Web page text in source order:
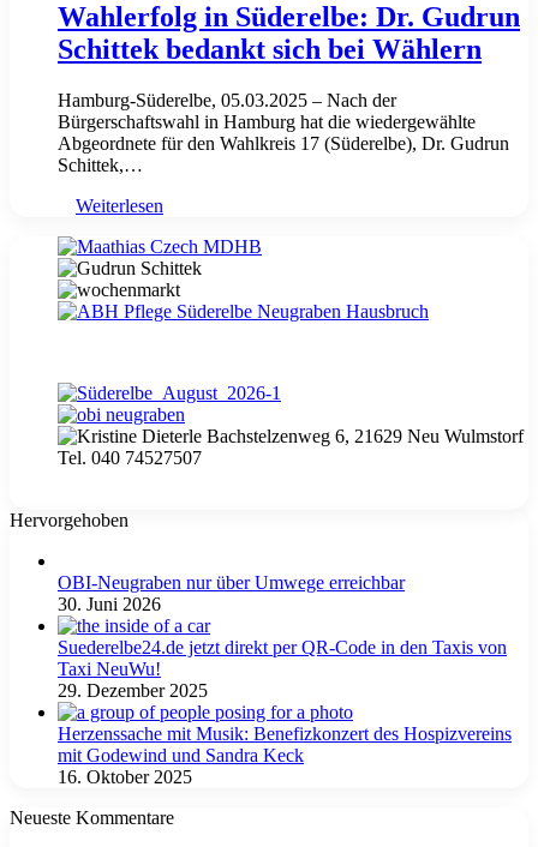
Wahlerfolg in Süderelbe: Dr. Gudrun
Schittek bedankt sich bei Wählern
Hamburg-Süderelbe, 05.03.2025 – Nach der
Bürgerschaftswahl in Hamburg hat die wiedergewählte
Abgeordnete für den Wahlkreis 17 (Süderelbe), Dr. Gudrun
Schittek,…
Weiterlesen
Hervorgehoben
OBI-Neugraben nur über Umwege erreichbar
30. Juni 2026
Suederelbe24.de jetzt direkt per QR-Code in den Taxis von
Taxi NeuWu!
29. Dezember 2025
Herzenssache mit Musik: Benefizkonzert des Hospizvereins
mit Godewind und Sandra Keck
16. Oktober 2025
Neueste Kommentare